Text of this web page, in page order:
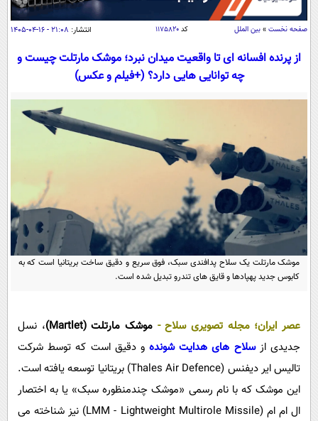
اقتصاد
اقتصادی
خودرو
جامعه
اجتماعی
حوادث
یک برش دانایی
ورزشی
بین الملل
علم و دانش
اخبار کریپتو
سرگرمی
باشگاه مغز
مجله تصویری سلاح
فیلم
اقتصاد
ورزش
سرگرمی
فناوری
حوادث
عصر ایران 2
خواندنی ها و دیدنی ها
پیامک
روانشناسی
آشپزی
آموزش زبان
صفحه نخست » بین الملل کد۱۱۷۵۸۲۰ انتشار: ۲۱:۰۸ - ۱۶-۰۴-۱۴۰۵
از پرنده افسانه ای تا واقعیت میدان نبرد؛ موشک مارتلت چیست و
چه توانایی هایی دارد؟ (+فیلم و عکس)
موشک مارتلت یک سلاح پدافندی سبک، فوق سریع و دقیق ساخت بریتانیا است که به
کابوس جدید پهپادها و قایق های تندرو تبدیل شده است.
عصر ایران؛مجله تصویری سلاح- موشک مارتلت (Martlet
)، نسل
جدیدی ازسلاح های هدایت شوندهو دقیق است که توسط شرکت
تالیس ایر دیفنس (Thales Air Defence) بریتانیا توسعه یافته است.
این موشک که با نام رسمی «موشک چندمنظوره سبک» یا به اختصار
ال ام ام (LMM - Lightweight Multirole Missile) نیز شناخته می